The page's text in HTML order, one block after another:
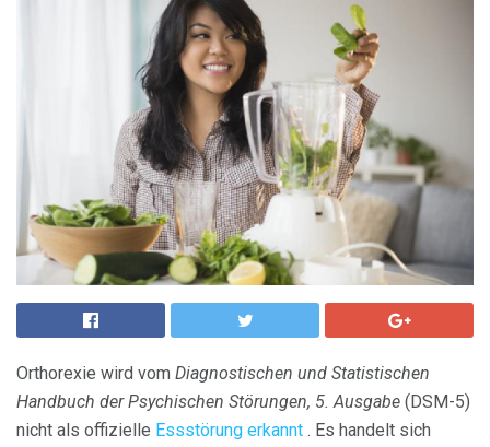
Orthorexie wird vom Diagnostischen und Statistischen
Handbuch der Psychischen Störungen, 5. Ausgabe (DSM-5)
nicht als offizielle Essstörung erkannt . Es handelt sich